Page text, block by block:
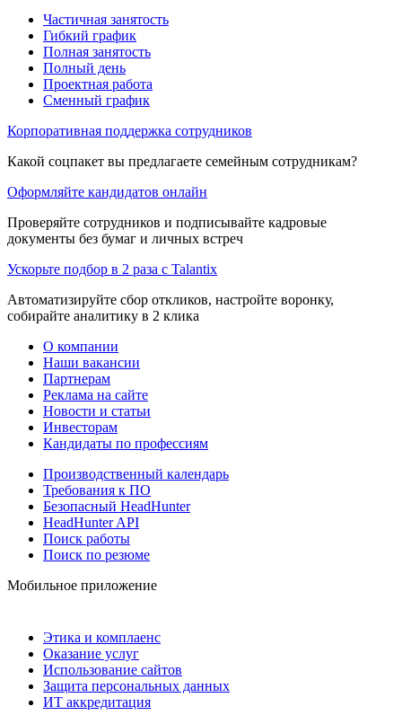
Частичная занятость
Гибкий график
Полная занятость
Полный день
Проектная работа
Сменный график
Корпоративная поддержка сотрудников
Какой соцпакет вы предлагаете семейным сотрудникам?
Оформляйте кандидатов онлайн
Проверяйте сотрудников и подписывайте кадровые
документы без бумаг и личных встреч
Ускорьте подбор в 2 раза с Talantix
Автоматизируйте сбор откликов, настройте воронку,
собирайте аналитику в 2 клика
О компании
Наши вакансии
Партнерам
Реклама на сайте
Новости и статьи
Инвесторам
Кандидаты по профессиям
Производственный календарь
Требования к ПО
Безопасный HeadHunter
HeadHunter API
Поиск работы
Поиск по резюме
Мобильное приложение
Этика и комплаенс
Оказание услуг
Использование сайтов
Защита персональных данных
ИТ аккредитация